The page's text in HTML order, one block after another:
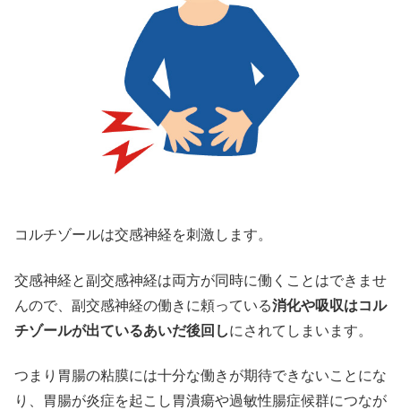
コルチゾールは交感神経を刺激します。
交感神経と副交感神経は両方が同時に働くことはできませ
んので、副交感神経の働きに頼っている消化や吸収はコル
チゾールが出ているあいだ後回しにされてしまいます。
つまり胃腸の粘膜には十分な働きが期待できないことにな
り、胃腸が炎症を起こし胃潰瘍や過敏性腸症候群につなが